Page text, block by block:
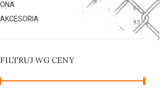
ONA 62
AKCESORIA 93
FILTRUJ WG CENY